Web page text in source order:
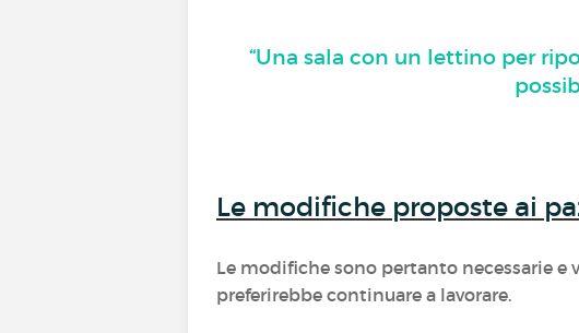
“Una sala con un lettino per
Le modifiche proposte ai
Le modifiche sono pertanto necessarie
preferirebbe continuare a lavorare.